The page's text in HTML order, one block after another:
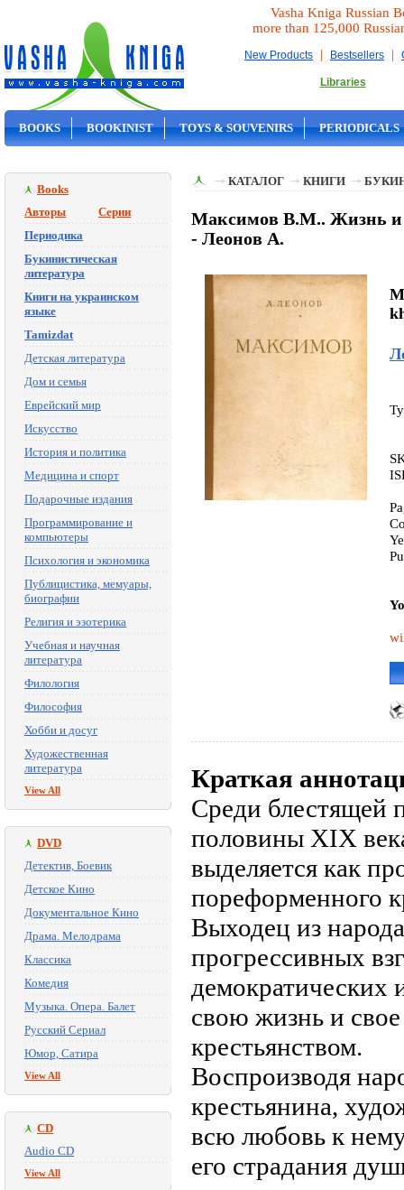
Vasha Kniga Russian
more than 125,000
New Products | Bestsellers |
Libraries
BOOKS BOOKINIST TOYS & SOUVENIRS PERIODICALS
Books
Авторы
Серии
Периодика
Букинистическая
литература
Книги на украинском
языке
Tamizdat
Детская литература
Дом и семья
Еврейский мир
Искусство
История и политика
Медицина и спорт
Подарочные издания
Программирование и
компьютеры
Психология и экономика
Публицистика, мемуары,
биографии
Религия и эзотерика
Учебная и научная
литература
Филология
Философия
Хобби и досуг
Художественная
литература
View All
DVD
Детектив, Боевик
Детское Кино
Документальное Кино
Драма. Мелодрама
Классика
Комедия
Музыка. Опера. Балет
Русский Сериал
Юмор, Сатира
View All
CD
Audio CD
View All
КАТАЛОГ КНИГИ
Максимов В.М.. Жизнь и
- Леонов А.
Краткая
Среди блестящей
половины XIX
выделяется как
пореформенного
Выходец из
прогрессивных
демократических
свою жизнь и свое
крестьянством.
Воспроизводя
крестьянина,
всю любовь к
его страдания